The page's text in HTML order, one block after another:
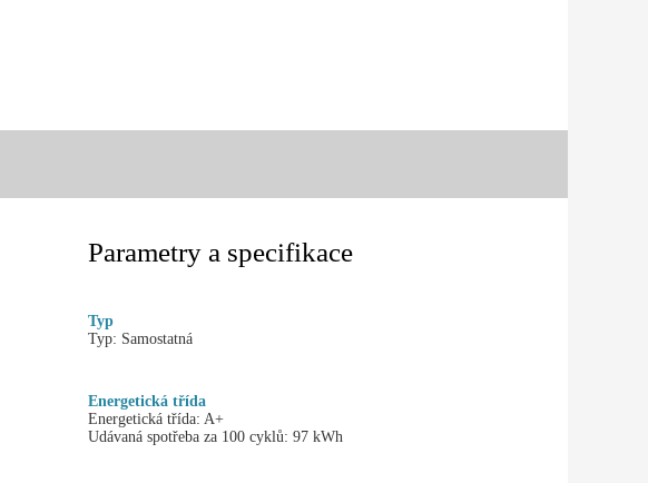
Parametry a specifikace
Typ
Typ: Samostatná
Energetická třída
Energetická třída: A+
Udávaná spotřeba za 100 cyklů: 97 kWh